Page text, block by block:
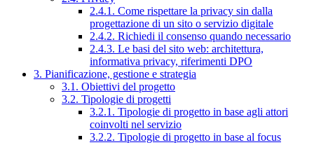
2.4.1. Come rispettare la privacy sin dalla
progettazione di un sito o servizio digitale
2.4.2. Richiedi il consenso quando necessario
2.4.3. Le basi del sito web: architettura,
informativa privacy, riferimenti DPO
3. Pianificazione, gestione e strategia
3.1. Obiettivi del progetto
3.2. Tipologie di progetti
3.2.1. Tipologie di progetto in base agli attori
coinvolti nel servizio
3.2.2. Tipologie di progetto in base al focus